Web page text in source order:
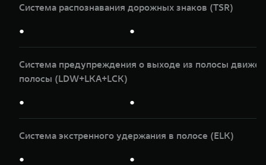
Система распознавания дорожных знаков (TSR)
● ●
Система предупреждения о выходе из полосы
полосы (LDW+LKA+LCK)
● ●
Система экстренного удержания в полосе (ELK)
● ●